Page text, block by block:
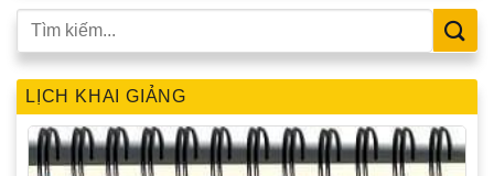
LỊCH KHAI GIẢNG